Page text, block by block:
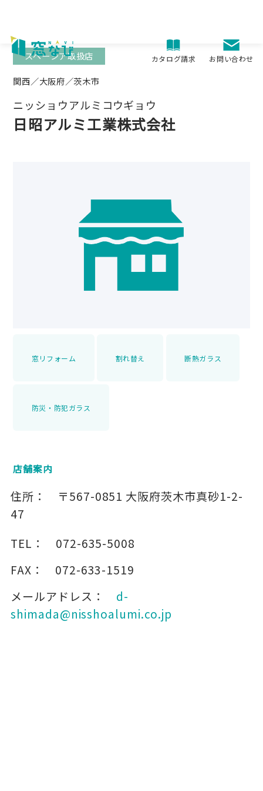
content
カタログ請求 お問い合わせ
関西／大阪府／茨木市
ニッショウアルミコウギョウ
日昭アルミ工業株式会社
スペーシア取扱店
窓リフォーム 割れ替え 断熱ガラス
防災・防犯ガラス
店舗案内
住所： 〒567-0851 大阪府茨木市真砂1-2-
47
TEL：
072-635-5008
FAX：
072-633-1519
メールアドレス：
d-
shimada@nisshoalumi.co.jp